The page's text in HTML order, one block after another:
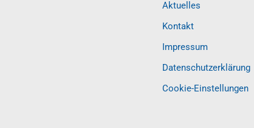
Aktuelles
Kontakt
Impressum
Datenschutzerklärung
Cookie-Einstellungen